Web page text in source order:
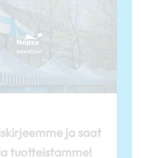
ja saat
tuotteistamme!